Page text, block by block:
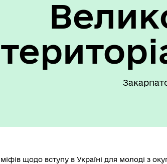
щодо вступу в Україні для молоді з